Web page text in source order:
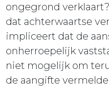
ongegrond
dat achterwaartse
impliceert dat de
onherroepelijk
niet mogelijk om
de aangifte